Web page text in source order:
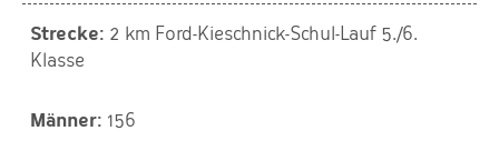
2 km Ford-Kieschnick-Schul-Lauf 5./6.
Klasse
156